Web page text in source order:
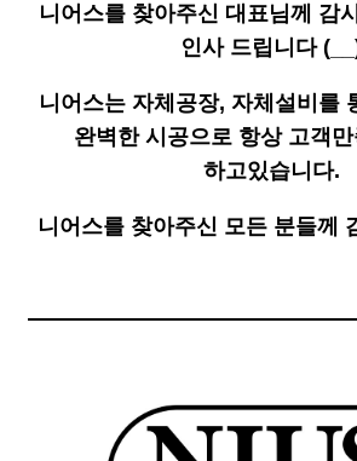
니어스를 찾아주신 대표님께 감
인사 드립니다
니어스는 자체공장, 자체설비를
완벽한 시공으로 항상 고객
하고있습니다.
니어스를 찾아주신 모든 분들께